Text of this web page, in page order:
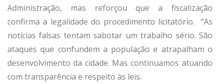
Administração, mas reforçou que a fiscalização
confirma a legalidade do procedimento licitatório. “As
notícias falsas tentam sabotar um trabalho sério. São
ataques que confundem a população e atrapalham o
desenvolvimento da cidade. Mas continuamos atuando
com transparência e respeito às leis.